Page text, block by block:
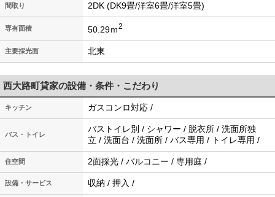
間取り 2DK (DK9畳/洋室6畳/洋室5畳)
専有面積 50.29ｍ2
主要採光面 北東
西大路町貸家の設備・条件・こだわり
キッチン ガスコンロ対応 /
バス・トイレ
バストイレ別 / シャワー / 脱衣所 / 洗面所独
立 / 洗面台 / 洗面所 / バス専用 / トイレ専用 /
住空間 2面採光 / バルコニー / 専用庭 /
設備・サービス 収納 / 押入 /